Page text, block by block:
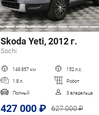
Skoda Yeti, 2012 г.
Sochi
149 857 км 152 л.с.
1.8 л. Робот
Полный 3 владельца
427 000 ₽
627 000 ₽